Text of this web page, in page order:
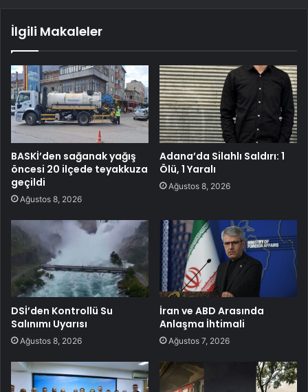
İlgili Makaleler
BASKİ’den sağanak yağış
öncesi 20 ilçede teyakkuza
geçildi
Ağustos 8, 2026
Adana’da Silahlı Saldırı: 1
Ölü, 1 Yaralı
Ağustos 8, 2026
DSİ’den Kontrollü Su
Salınımı Uyarısı
Ağustos 8, 2026
İran ve ABD Arasında
Anlaşma İhtimali
Ağustos 7, 2026